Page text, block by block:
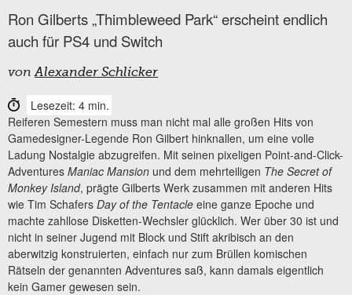
Ron Gilberts „Thimbleweed Park“ erscheint endlich
auch für PS4 und Switch
vonAlexander Schlicker
Lesezeit: 4 min.
Reiferen Semestern muss man nicht mal alle großen Hits von
Gamedesigner-Legende Ron Gilbert hinknallen, um eine volle
Ladung Nostalgie abzugreifen. Mit seinen pixeligen Point-and-Click-
Adventures Maniac Mansion und dem mehrteiligen The Secret of
Monkey Island, prägte Gilberts Werk zusammen mit anderen Hits
wie Tim Schafers Day of the Tentacle eine ganze Epoche und
machte zahllose Disketten-Wechsler glücklich. Wer über 30 ist und
nicht in seiner Jugend mit Block und Stift akribisch an den
aberwitzig konstruierten, einfach nur zum Brüllen komischen
Rätseln der genannten Adventures saß, kann damals eigentlich
kein Gamer gewesen sein.